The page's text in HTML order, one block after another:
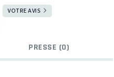
VOTRE AVIS
PRESSE (0)